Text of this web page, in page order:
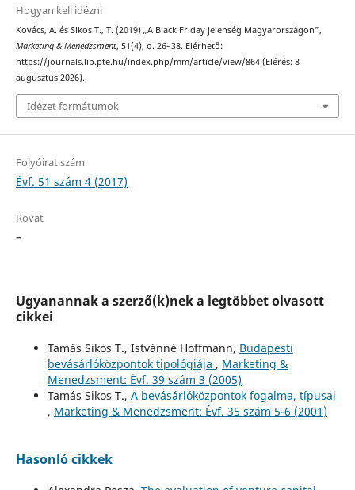
Hogyan kell idézni
Kovács, A. és Sikos T., T. (2019) „A Black Friday jelenség Magyarországon”,
Marketing & Menedzsment, 51(4), o. 26–38. Elérhető:
https://journals.lib.pte.hu/index.php/mm/article/view/864 (Elérés: 8
augusztus 2026).
Idézet formátumok
Folyóirat szám
Évf. 51 szám 4 (2017)
Rovat
–
Ugyanannak a szerző(k)nek a legtöbbet olvasott
cikkei
Tamás Sikos T., Istvánné Hoffmann, Budapesti
bevásárlóközpontok tipológiája , Marketing &
Menedzsment: Évf. 39 szám 3 (2005)
Tamás Sikos T., A bevásárlóközpontok fogalma, típusai
, Marketing & Menedzsment: Évf. 35 szám 5-6 (2001)
Hasonló cikkek